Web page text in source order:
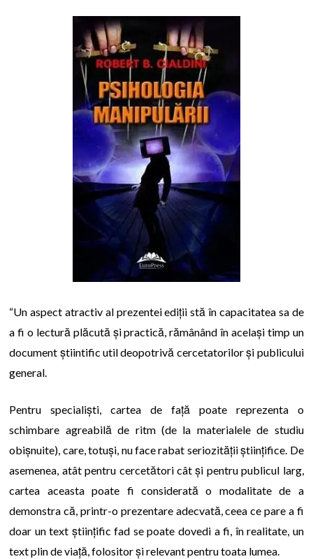
“Un aspect atractiv al prezentei ediții stă în capacitatea sa de
a fi o lectură plăcută și practică, rămânând în același timp un
document știintific util deopotrivă cercetatorilor și publicului
general.
Pentru specialiști, cartea de față poate reprezenta o
schimbare agreabilă de ritm (de la materialele de studiu
obișnuite), care, totuși, nu face rabat seriozității științifice. De
asemenea, atât pentru cercetători cât și pentru publicul larg,
cartea aceasta poate fi considerată o modalitate de a
demonstra că, printr-o prezentare adecvată, ceea ce pare a fi
doar un text științific fad se poate dovedi a fi, în realitate, un
text plin de viață, folositor și relevant pentru toata lumea.